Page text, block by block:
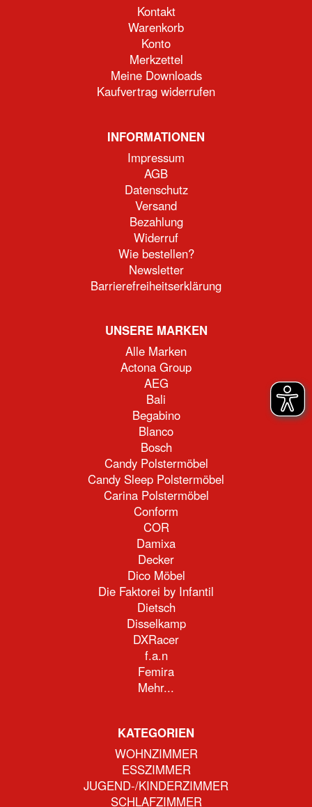
Kontakt
Warenkorb
Konto
Merkzettel
Meine Downloads
Kaufvertrag widerrufen
INFORMATIONEN
Impressum
AGB
Datenschutz
Versand
Bezahlung
Widerruf
Wie bestellen?
Newsletter
Barrierefreiheitserklärung
UNSERE MARKEN
Alle Marken
Actona Group
AEG
Bali
Begabino
Blanco
Bosch
Candy Polstermöbel
Candy Sleep Polstermöbel
Carina Polstermöbel
Conform
COR
Damixa
Decker
Dico Möbel
Die Faktorei by Infantil
Dietsch
Disselkamp
DXRacer
f.a.n
Femira
Mehr...
KATEGORIEN
WOHNZIMMER
ESSZIMMER
JUGEND-/KINDERZIMMER
SCHLAFZIMMER